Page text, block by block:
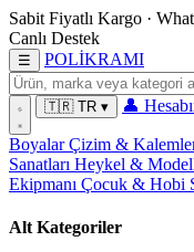
Sabit Fiyatlı Kargo ·
Canlı Destek
☰ POLİKRAMI
🇹🇷 TR ▾ 👤
BoyalarÇizim &
Sanatları Heykel &
Ekipmanı Çocuk & Hobi
Alt Kategoriler